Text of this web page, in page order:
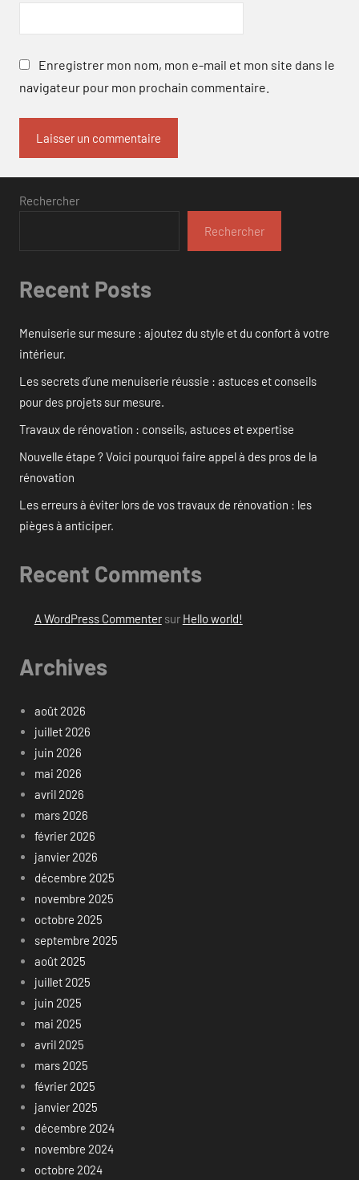
Enregistrer mon nom, mon e-mail et mon site dans le
navigateur pour mon prochain commentaire.
Rechercher
Rechercher
Recent Posts
Menuiserie sur mesure : ajoutez du style et du confort à votre
intérieur.
Les secrets d’une menuiserie réussie : astuces et conseils
pour des projets sur mesure.
Travaux de rénovation : conseils, astuces et expertise
Nouvelle étape ? Voici pourquoi faire appel à des pros de la
rénovation
Les erreurs à éviter lors de vos travaux de rénovation : les
pièges à anticiper.
Recent Comments
A WordPress Commentersur Hello world!
Archives
août 2026
juillet 2026
juin 2026
mai 2026
avril 2026
mars 2026
février 2026
janvier 2026
décembre 2025
novembre 2025
octobre 2025
septembre 2025
août 2025
juillet 2025
juin 2025
mai 2025
avril 2025
mars 2025
février 2025
janvier 2025
décembre 2024
novembre 2024
octobre 2024